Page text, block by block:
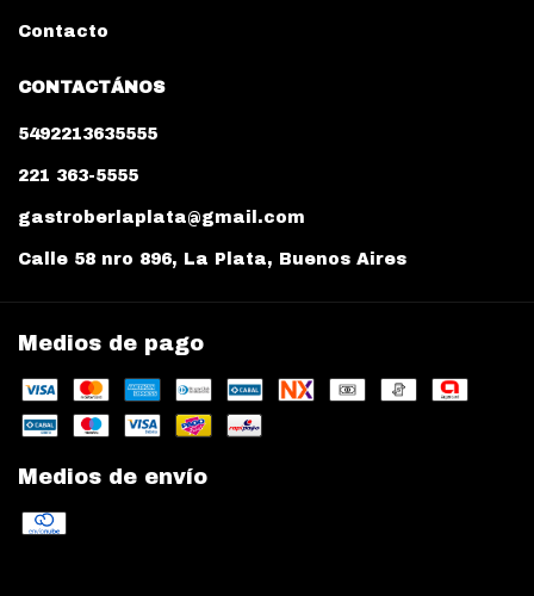
Contacto
CONTACTÁNOS
5492213635555
221 363-5555
gastroberlaplata@gmail.com
Calle 58 nro 896, La Plata, Buenos Aires
Medios de pago
Medios de envío